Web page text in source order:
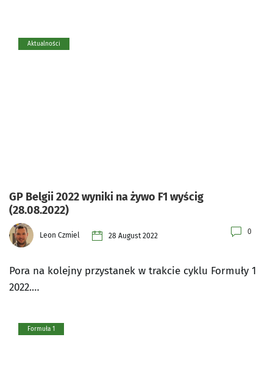
Aktualności
GP Belgii 2022 wyniki na żywo F1 wyścig
(28.08.2022)
Leon Czmiel 28 August 2022 0
Pora na kolejny przystanek w trakcie cyklu Formuły 1
2022.…
Formuła 1